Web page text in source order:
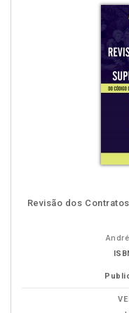
Revisão dos